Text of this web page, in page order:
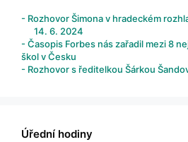
- Rozhovor Šimona v hradeckém
14. 6. 2024
- Časopis Forbes nás zařadil mezi 8
škol v Česku
- Rozhovor s ředitelkou Šárkou
Úřední hodiny